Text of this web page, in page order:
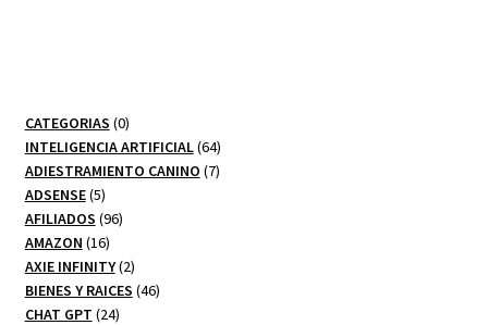
CATEGORIAS 00
productos
INTELIGENCIA ARTIFICIAL 6464
productos
ADIESTRAMIENTO CANINO 77
ADSENSE 55
productos
AFILIADOS 9696
AMAZON 1616
productos
AXIE INFINITY 22
productos
BIENES Y RAICES 4646
CHAT GPT 2424